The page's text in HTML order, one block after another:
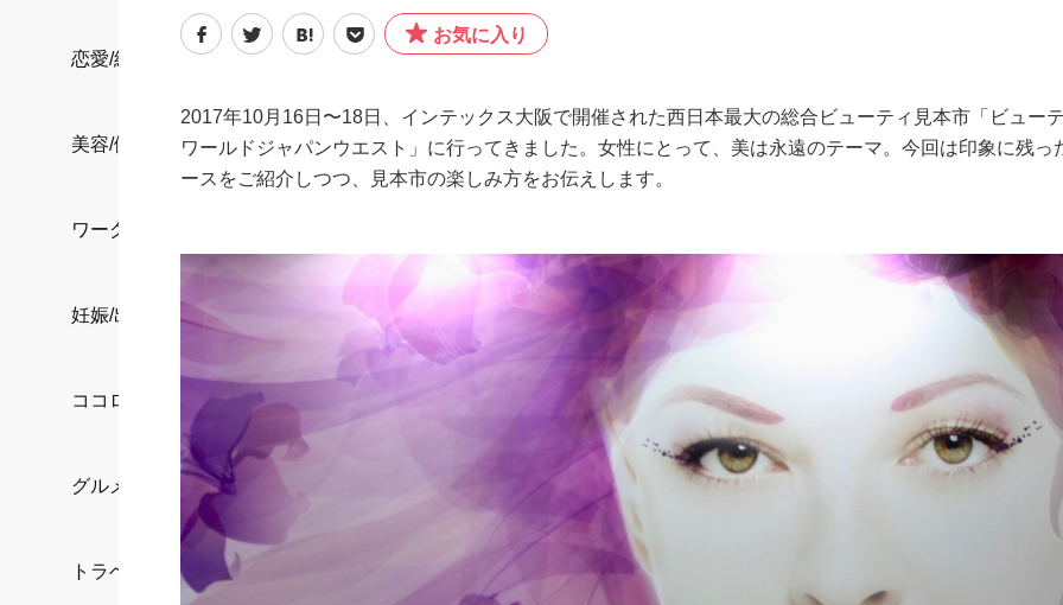
恋愛/結婚/離婚
美容/健康
ワークスタイル
妊娠/出産/家族
ココロ/カラダ
グルメ
トラベル
お気に入り
2017年10月16日〜18日、インテックス大阪で開催された西日本最大の総合ビューティ見本市「ビュー
ワールドジャパンウエスト」に行ってきました。女性にとって、美は永遠のテーマ。今回は印象に残っ
ースをご紹介しつつ、見本市の楽しみ方をお伝えします。